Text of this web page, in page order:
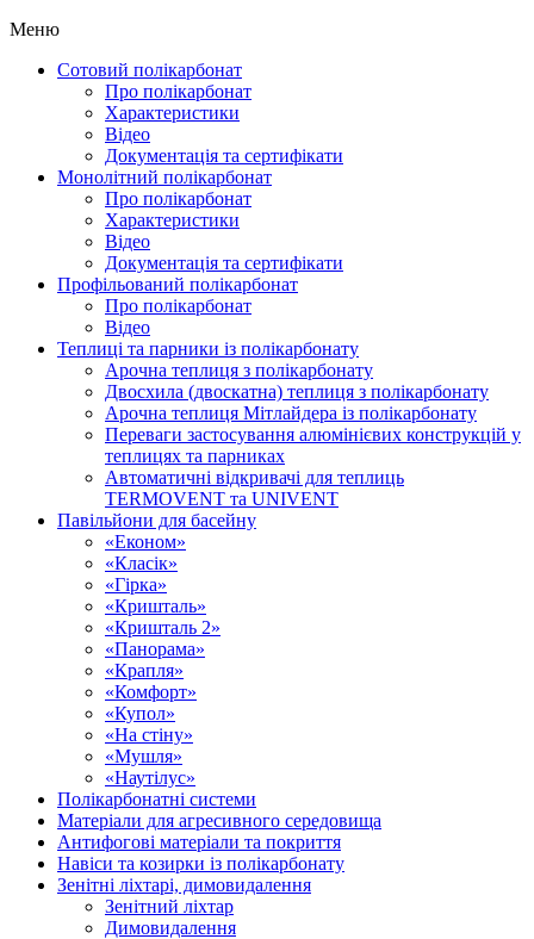
Меню
Сотовий полікарбонат
Про полікарбонат
Характеристики
Відео
Документація та сертифікати
Монолітний полікарбонат
Про полікарбонат
Характеристики
Відео
Документація та сертифікати
Профільований полікарбонат
Про полікарбонат
Відео
Теплиці та парники із полікарбонату
Арочна теплиця з полікарбонату
Двосхила (двоскатна) теплиця з полікарбонату
Арочна теплиця Мітлайдера із полікарбонату
Переваги застосування алюмінієвих конструкцій у
теплицях та парниках
Автоматичні відкривачі для теплиць
TERMOVENT та UNIVENT
Павільйони для басейну
«Економ»
«Класік»
«Гірка»
«Кришталь»
«Кришталь 2»
«Панорама»
«Крапля»
«Комфорт»
«Купол»
«На стіну»
«Мушля»
«Наутілус»
Полікарбонатні системи
Матеріали для агресивного середовища
Антифогові матеріали та покриття
Навіси та козирки із полікарбонату
Зенітні ліхтарі, димовидалення
Зенітний ліхтар
Димовидалення